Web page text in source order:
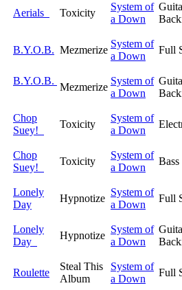
Aerials Toxicity
System of
a Down
B.Y.O.B. Mezmerize
System of
a Down
Full
B.Y.O.B.
Mezmerize
System of
a Down
Chop
Suey!
Toxicity
System of
a Down
Chop
Suey!
Toxicity
System of
a Down
Bass
Lonely
Day
Hypnotize
System of
a Down
Full
Lonely
Day
Hypnotize
System of
a Down
Roulette
Steal This
Album
System of
a Down
Full